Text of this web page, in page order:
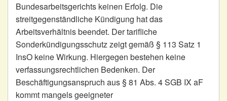
Bundesarbeitsgerichts keinen Erfolg. Die
streitgegenständliche Kündigung hat das
Arbeitsverhältnis beendet. Der tarifliche
Sonderkündigungsschutz zeigt gemäß § 113 Satz 1
InsO keine Wirkung. Hiergegen bestehen keine
verfassungsrechtlichen Bedenken. Der
Beschäftigungsanspruch aus § 81 Abs. 4 SGB IX aF
kommt mangels geeigneter